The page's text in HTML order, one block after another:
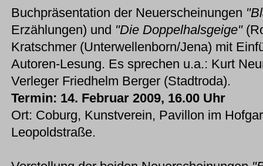
Buchpräsentation der Neuerscheinungen
Erzählungen) und "Die Doppelhalsgeige"
Kratschmer (Unterwellenborn/Jena) mit
Autoren-Lesung. Es sprechen u.a.: Kurt
Verleger Friedhelm Berger (Stadtroda).
Termin: 14. Februar 2009, 16.00 Uhr
Ort: Coburg, Kunstverein, Pavillon im
Leopoldstraße.